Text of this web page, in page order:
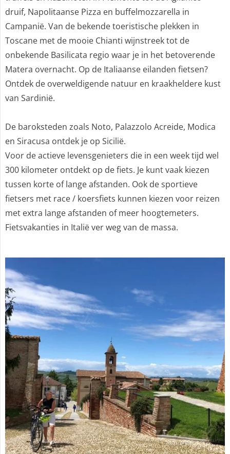
druif, Napolitaanse Pizza en buffelmozzarella in
Campanië. Van de bekende toeristische plekken in
Toscane met de mooie Chianti wijnstreek tot de
onbekende Basilicata regio waar je in het betoverende
Matera overnacht. Op de Italiaanse eilanden fietsen?
Ontdek de overweldigende natuur en kraakheldere kust
van Sardinië.
De baroksteden zoals Noto, Palazzolo Acreide, Modica
en Siracusa ontdek je op Sicilië.
Voor de actieve levensgenieters die in een week tijd wel
300 kilometer ontdekt op de fiets. Je kunt vaak kiezen
tussen korte of lange afstanden. Ook de sportieve
fietsers met race / koersfiets kunnen kiezen voor reizen
met extra lange afstanden of meer hoogtemeters.
Fietsvakanties in Italië ver weg van de massa.